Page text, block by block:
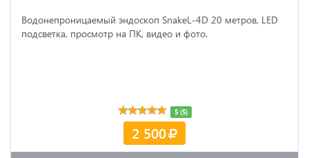
Водонепроницаемый эндоскоп SnakeL-4D 20 метров, LED
подсветка, просмотр на ПК, видео и фото.
5 (5)
2 500